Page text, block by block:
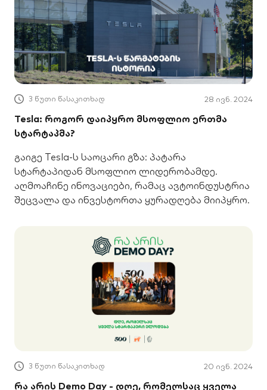
3 წუთი წასაკითხად 28 ივნ. 2024
Tesla: როგორ დაიპყრო მსოფლიო ერთმა
სტარტაპმა?
გაიგე Tesla-ს საოცარი გზა: პატარა
სტარტაპიდან მსოფლიო ლიდერობამდე.
აღმოაჩინე ინოვაციები, რამაც ავტოინდუსტრია
შეცვალა და ინვესტორთა ყურადღება მიიპყრო.
3 წუთი წასაკითხად 20 ივნ. 2024
რა არის Demo Day - დღე, რომელსაც ყველა